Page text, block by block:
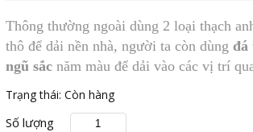
Thông thường ngoài dùng 2 loại thạch
thô để dải nền nhà, người ta còn dùng đá
ngũ sắcnăm màu để dải vào các vị trí
Trạng thái: Còn hàng
Số lượng